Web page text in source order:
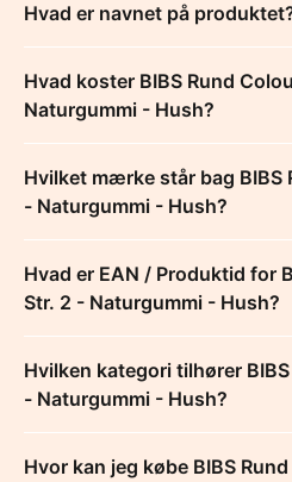
Hvad er navnet på
Hvad koster BIBS Rund
Naturgummi - Hush?
Hvilket mærke står bag BIBS
- Naturgummi - Hush?
Hvad er EAN / Produktid for
Str. 2 - Naturgummi - Hush?
Hvilken kategori tilhører
- Naturgummi - Hush?
Hvor kan jeg købe BIBS